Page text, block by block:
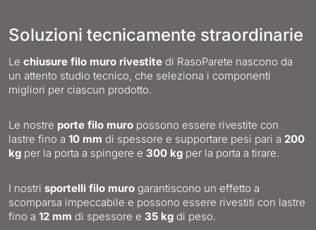
Soluzioni tecnicamente straordinarie
Le chiusure filo muro rivestite di RasoParete nascono da
un attento studio tecnico, che seleziona i componenti
migliori per ciascun prodotto.
Le nostre porte filo muro possono essere rivestite con
lastre fino a 10 mm di spessore e supportare pesi pari a 200
kg per la porta a spingere e 300 kg per la porta a tirare.
I nostri sportelli filo muro garantiscono un effetto a
scomparsa impeccabile e possono essere rivestiti con lastre
fino a 12 mm di spessore e 35 kg di peso.